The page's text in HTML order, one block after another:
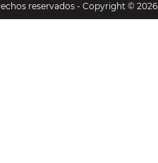
reservados - Copyright © 2026